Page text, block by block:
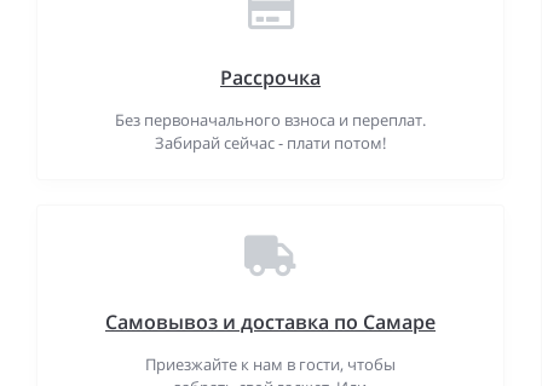
Рассрочка
Без первоначального взноса и переплат.
Забирай сейчас - плати потом!
Самовывоз и доставка по Самаре
Приезжайте к нам в гости, чтобы